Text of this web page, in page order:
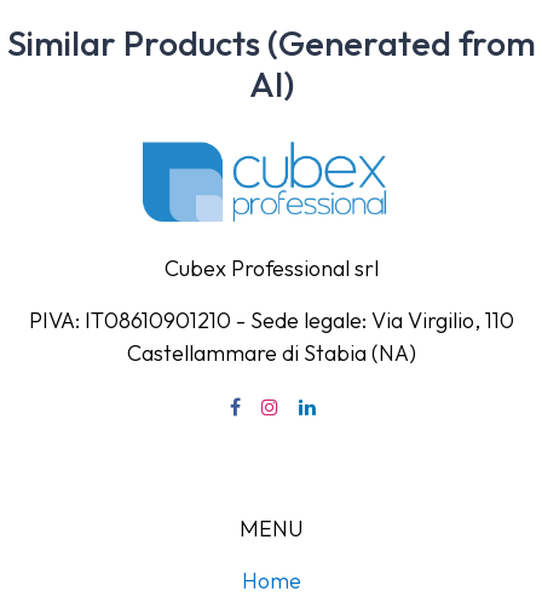
Similar Products (Generated from
AI)
Cubex Professional srl
PIVA: IT08610901210 - Sede legale: Via Virgilio, 110
Castellammare di Stabia (NA)
MENU
Home